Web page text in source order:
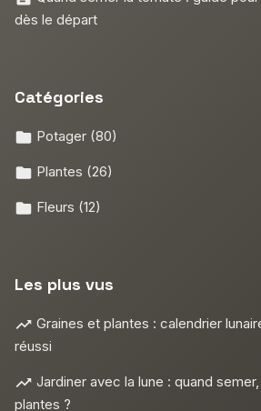
dès le départ
Catégories
Potager (80)
Plantes (26)
Fleurs (12)
Les plus vus
Graines et plantes : calendrier
réussi
Jardiner avec la lune : quand
plantes ?